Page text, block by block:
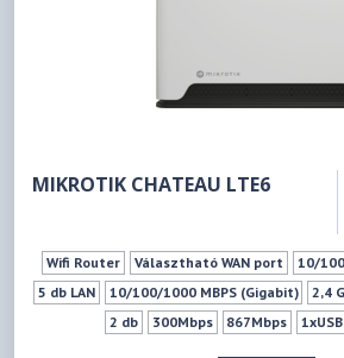
MIKROTIK CHATEAU LTE6
Wifi Router Választható WAN port
10/
5 db LAN
10/100/1000 MBPS (Gigabit)
2,4
2 db
300Mbps 867Mbps